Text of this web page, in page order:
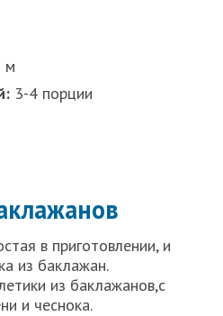
м
3-4 порции
в приготовлении, и
из баклажан.
из баклажанов,с
и чеснока.